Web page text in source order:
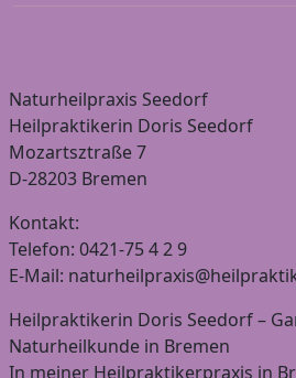
Naturheilpraxis Seedorf
Heilpraktikerin Doris Seedorf
Mozartsztraße 7
D-28203 Bremen
Kontakt:
Telefon: 0421-75 4 2 9
E-Mail:
Heilpraktikerin Doris Seedorf –
Naturheilkunde in Bremen
In meiner Heilpraktikerpraxis in